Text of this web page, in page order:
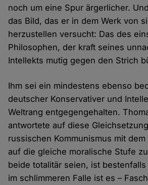
noch um eine Spur ärgerlicher.
das Bild, das er in dem Werk von
herzustellen versucht: Das des
Philosophen, der kraft seines
Intellekts mutig gegen den Strich
Ihm sei ein mindestens ebenso
deutscher Konservativer und
Weltrang entgegengehalten.
antwortete auf diese
russischen Kommunismus mit
auf die gleiche moralische Stufe
beide totalitär seien, ist
im schlimmeren Falle ist es –